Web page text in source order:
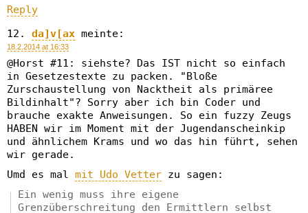
Reply
da]v[ax meinte:
18.2.2014 at 16:33
@Horst #11: siehste? Das IST nicht so einfach
in Gesetzestexte zu packen. "Bloße
Zurschaustellung von Nacktheit als primäree
Bildinhalt"? Sorry aber ich bin Coder und
brauche exakte Anweisungen. So ein fuzzy Zeugs
HABEN wir im Moment mit der Jugendanscheinkip
und ähnlichem Krams und wo das hin führt, sehen
wir gerade.
Umd es mal mit Udo Vetter zu sagen:
Ein wenig muss ihre eigene
Grenzüberschreitung den Ermittlern selbst